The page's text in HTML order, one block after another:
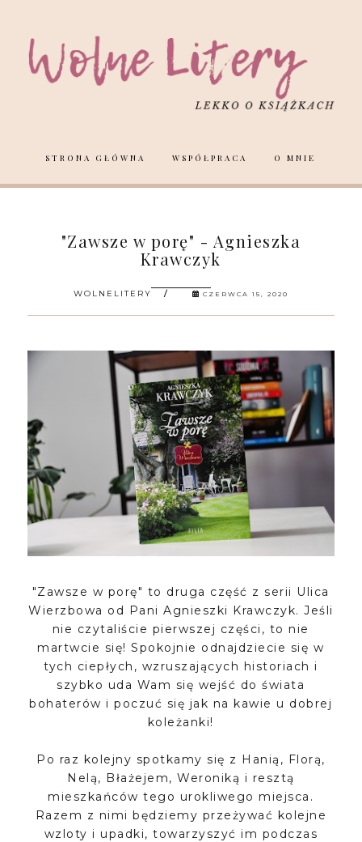
STRONA GŁÓWNA WSPÓŁPRACA O MNIE
"Zawsze w porę" - Agnieszka
Krawczyk
WOLNELITERY CZERWCA 15, 2020
"Zawsze w porę" to druga część z serii Ulica
Wierzbowa od Pani Agnieszki Krawczyk. Jeśli
nie czytaliście pierwszej części, to nie
martwcie się! Spokojnie odnajdziecie się w
tych ciepłych, wzruszających historiach i
szybko uda Wam się wejść do świata
bohaterów i poczuć się jak na kawie u dobrej
koleżanki!
Po raz kolejny spotkamy się z Hanią, Florą,
Nelą, Błażejem, Weroniką i resztą
mieszkańców tego urokliwego miejsca.
Razem z nimi będziemy przeżywać kolejne
wzloty i upadki, towarzyszyć im podczas